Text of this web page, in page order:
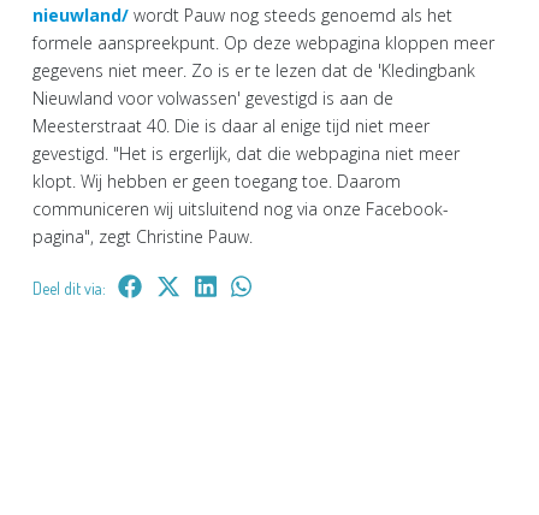
nieuwland/ wordt Pauw nog steeds genoemd als het
formele aanspreekpunt. Op deze webpagina kloppen meer
gegevens niet meer. Zo is er te lezen dat de 'Kledingbank
Nieuwland voor volwassen' gevestigd is aan de
Meesterstraat 40. Die is daar al enige tijd niet meer
gevestigd. "Het is ergerlijk, dat die webpagina niet meer
klopt. Wij hebben er geen toegang toe. Daarom
communiceren wij uitsluitend nog via onze Facebook-
pagina", zegt Christine Pauw.
Deel dit via: